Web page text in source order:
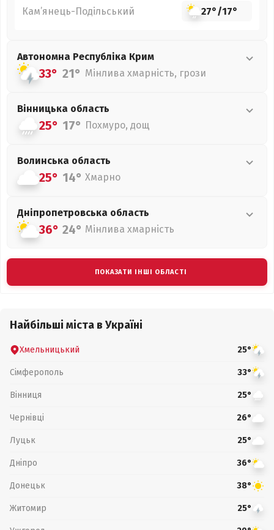
Кам’янець-Подільський 27°/17°
Автономна Республіка Крим
33° 21° Мінлива хмарність, грози
Вінницька область
25° 17° Похмуро, дощ
Волинська область
25° 14° Хмарно
Дніпропетровська область
36° 24° Мінлива хмарність
ПОКАЗАТИ ІНШІ ОБЛАСТІ
Найбільші міста в Україні
Хмельницький 25°
Сімферополь 33°
Вінниця 25°
Чернівці 26°
Луцьк 25°
Дніпро 36°
Донецьк 38°
Житомир 25°